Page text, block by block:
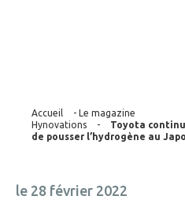
Accueil - Le magazine
Hynovations
-
Toyota
de pousser l’hydrogène au
le 28 février 2022